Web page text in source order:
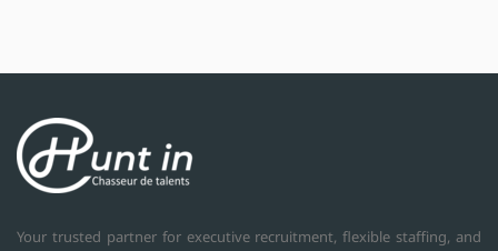
Your trusted partner for executive recruitment, flexible staffing, and